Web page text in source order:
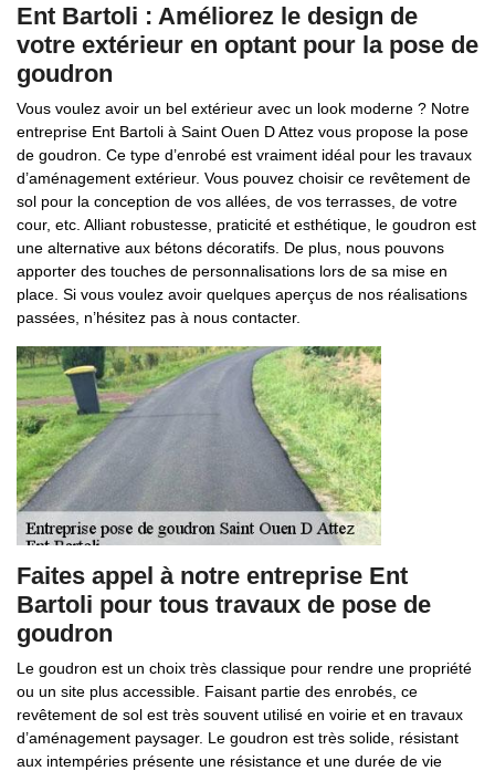
Ent Bartoli : Améliorez le design de
votre extérieur en optant pour la pose de
goudron
Vous voulez avoir un bel extérieur avec un look moderne ? Notre
entreprise Ent Bartoli à Saint Ouen D Attez vous propose la pose
de goudron. Ce type d’enrobé est vraiment idéal pour les travaux
d’aménagement extérieur. Vous pouvez choisir ce revêtement de
sol pour la conception de vos allées, de vos terrasses, de votre
cour, etc. Alliant robustesse, praticité et esthétique, le goudron est
une alternative aux bétons décoratifs. De plus, nous pouvons
apporter des touches de personnalisations lors de sa mise en
place. Si vous voulez avoir quelques aperçus de nos réalisations
passées, n’hésitez pas à nous contacter.
Faites appel à notre entreprise Ent
Bartoli pour tous travaux de pose de
goudron
Le goudron est un choix très classique pour rendre une propriété
ou un site plus accessible. Faisant partie des enrobés, ce
revêtement de sol est très souvent utilisé en voirie et en travaux
d’aménagement paysager. Le goudron est très solide, résistant
aux intempéries présente une résistance et une durée de vie